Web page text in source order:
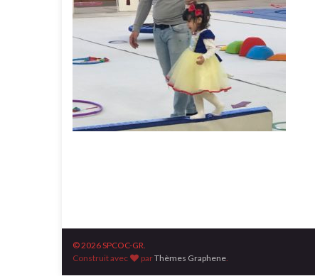
© 2026 SPCOC-GR.
Construit avec
parThèmes Graphene.